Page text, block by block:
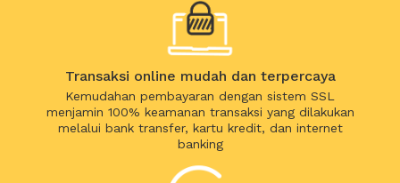
Transaksi online mudah dan terpercaya
Kemudahan pembayaran dengan sistem SSL
menjamin 100% keamanan transaksi yang dilakukan
melalui bank transfer, kartu kredit, dan internet
banking